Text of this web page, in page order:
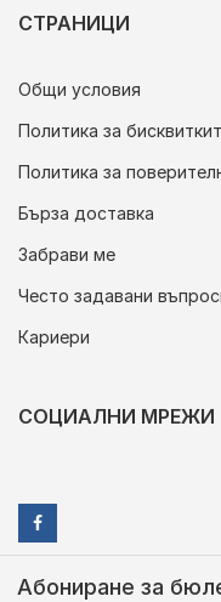
СТРАНИЦИ
Общи условия
Политика за
Политика за
Бърза доставка
Забрави ме
Често задавани
Кариери
СОЦИАЛНИ МРЕЖИ
Абониране за